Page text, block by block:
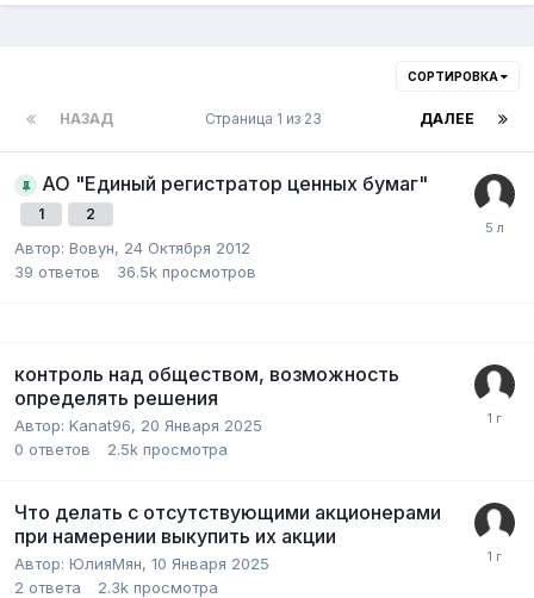
СОРТИРОВКА
НАЗАД ДАЛЕЕ
Страница 1 из 23
АО "Единый регистратор ценных бумаг"
1 2
Автор: Вовун, 24 Октября 2012
39 ответов 36.5k просмотров
контроль над обществом, возможность
определять решения
Автор: Kanat96, 20 Января 2025
0 ответов 2.5k просмотра
Что делать с отсутствующими акционерами
при намерении выкупить их акции
Автор: ЮлияМян, 10 Января 2025
2 ответа 2.3k просмотра